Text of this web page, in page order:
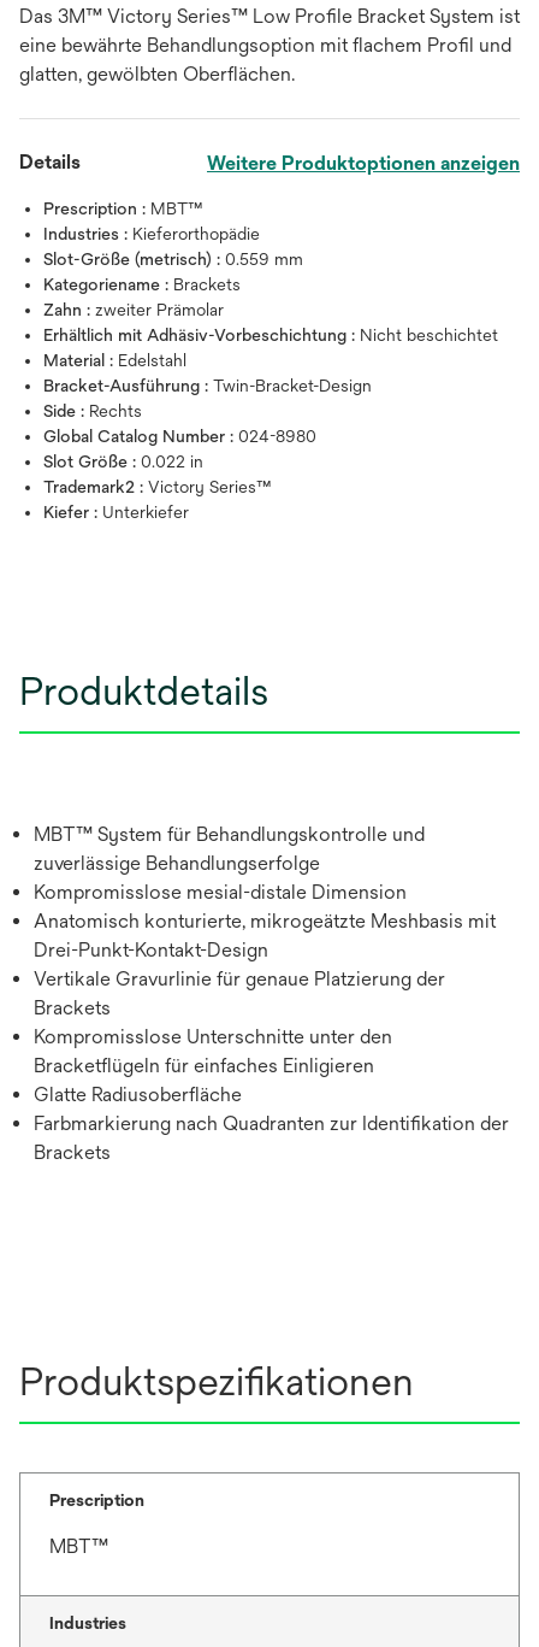
Das 3M™ Victory Series™ Low Profile Bracket System ist
eine bewährte Behandlungsoption mit flachem Profil und
glatten, gewölbten Oberflächen.
Details Weitere Produktoptionen anzeigen
Prescription : MBT™
Industries : Kieferorthopädie
Slot-Größe (metrisch) : 0.559 mm
Kategoriename : Brackets
Zahn : zweiter Prämolar
Erhältlich mit Adhäsiv-Vorbeschichtung : Nicht beschichtet
Material : Edelstahl
Bracket-Ausführung : Twin-Bracket-Design
Side : Rechts
Global Catalog Number : 024-8980
Slot Größe : 0.022 in
Trademark2 : Victory Series™
Kiefer : Unterkiefer
Produktdetails
MBT™ System für Behandlungskontrolle und
zuverlässige Behandlungserfolge
Kompromisslose mesial-distale Dimension
Anatomisch konturierte, mikrogeätzte Meshbasis mit
Drei-Punkt-Kontakt-Design
Vertikale Gravurlinie für genaue Platzierung der
Brackets
Kompromisslose Unterschnitte unter den
Bracketflügeln für einfaches Einligieren
Glatte Radiusoberfläche
Farbmarkierung nach Quadranten zur Identifikation der
Brackets
Produktspezifikationen
Prescription
MBT™
Industries